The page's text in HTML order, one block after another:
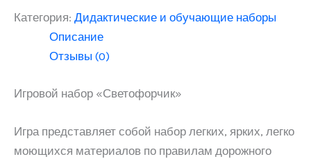
Категория: Дидактические и обучающие наборы
Описание
Отзывы (0)
Игровой набор «Светофорчик»
Игра представляет собой набор легких, ярких, легко
моющихся материалов по правилам дорожного